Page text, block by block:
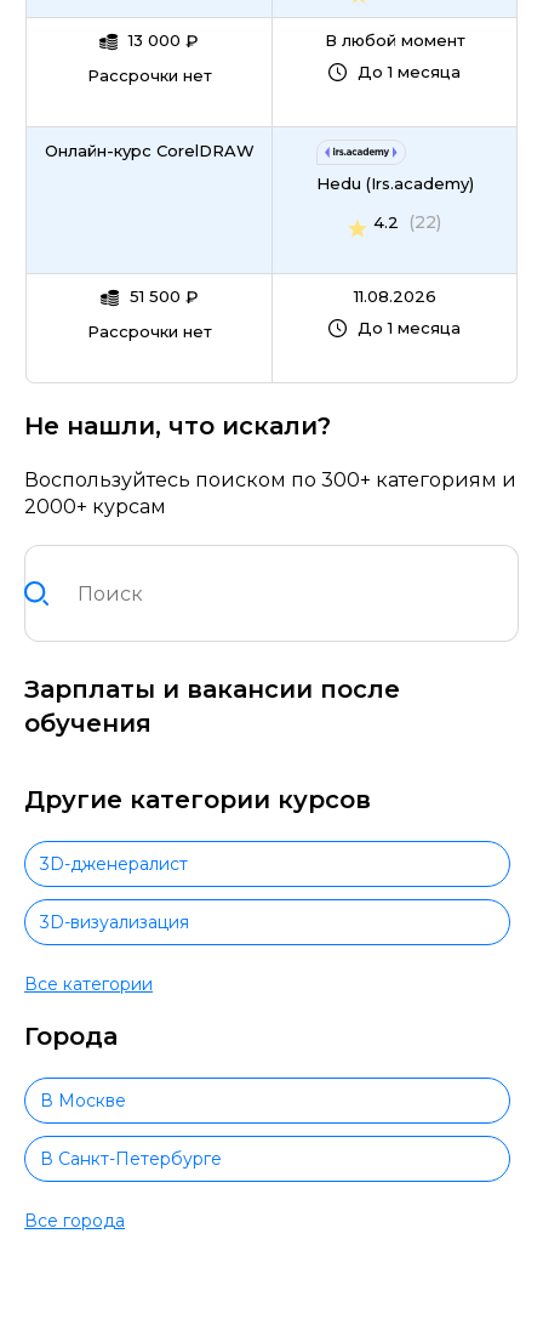
13 000 ₽
Рассрочки нет
В любой момент
До 1 месяца
Онлайн-курс CorelDRAW
51 500 ₽
Рассрочки нет
Hedu (Irs.academy)
4.2
(22)
11.08.2026
До 1 месяца
Не нашли, что искали?
Воспользуйтесь поиском по 300+ категориям и
2000+ курсам
Зарплаты и вакансии после
обучения
Другие категории курсов
3D-дженералист
3D-визуализация
Adobe InDesign
Adobe Animate
CG-рисование
Черчение
CorelDraw
Все категории
Города
В Москве
В Санкт-Петербурге
В Новосибирске
Все города